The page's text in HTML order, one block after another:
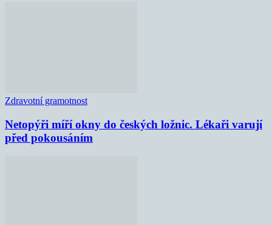
Zdravotní gramotnost
Netopýři míří okny do českých ložnic. Lékaři varují
před pokousáním